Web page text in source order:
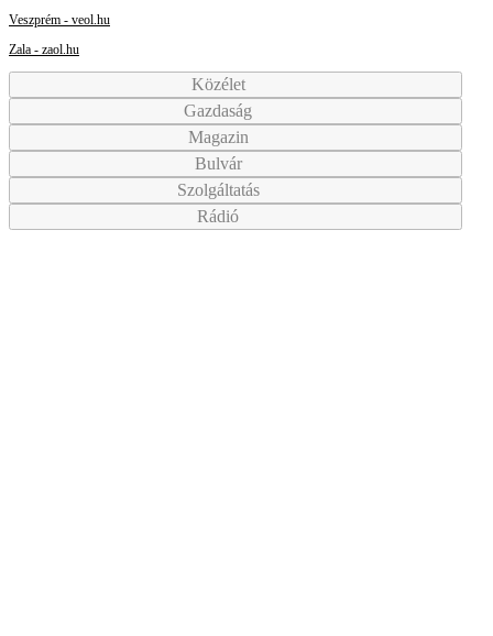
Veszprém - veol.hu
Zala - zaol.hu
Közélet
Gazdaság
Magazin
Bulvár
Szolgáltatás
Rádió